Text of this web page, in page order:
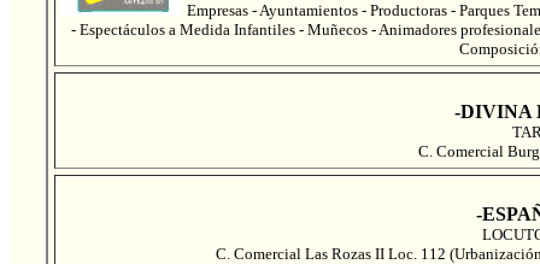
Empresas - Ayuntamientos - Productoras - Parques
- Espectáculos a Medida Infantiles - Muñecos - Animadores
-DIVINA
C. Comercial
-
C. Comercial Las Rozas II Loc. 112